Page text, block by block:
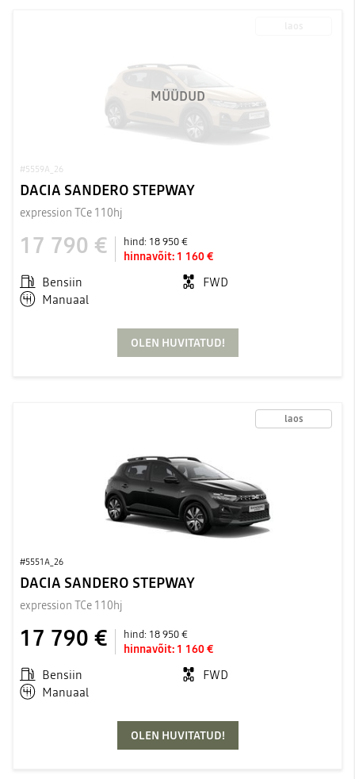
#5559A_26
MÜÜDUD
DACIA SANDERO STEPWAY
expression TCe 110hj
17 790 € hind: 18 950 €
hinnavõit: 1 160 €
Bensiin
FWD
Manuaal
OLEN HUVITATUD!
laos
#5551A_26
DACIA SANDERO STEPWAY
expression TCe 110hj
17 790 € hind: 18 950 €
hinnavõit: 1 160 €
Bensiin
FWD
Manuaal
OLEN HUVITATUD!